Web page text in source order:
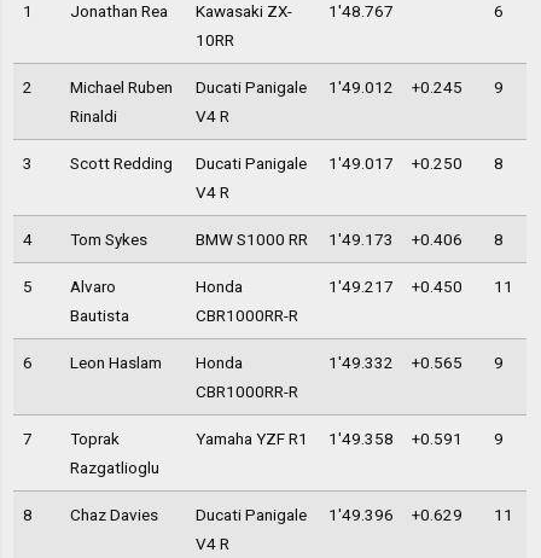
1 Jonathan Rea
Kawasaki ZX-
10RR
1'48.767 6
2
Michael Ruben
Rinaldi
Ducati Panigale
V4 R
1'49.012 +0.245 9
3 Scott Redding
Ducati Panigale
V4 R
1'49.017 +0.250 8
4 Tom Sykes BMW S1000 RR 1'49.173 +0.406 8
5
Alvaro
Bautista
Honda
CBR1000RR-R
1'49.217 +0.450 11
6 Leon Haslam
Honda
CBR1000RR-R
1'49.332 +0.565 9
7
Toprak
Razgatlioglu
Yamaha YZF R1 1'49.358 +0.591 9
8 Chaz Davies
Ducati Panigale
V4 R
1'49.396 +0.629 11